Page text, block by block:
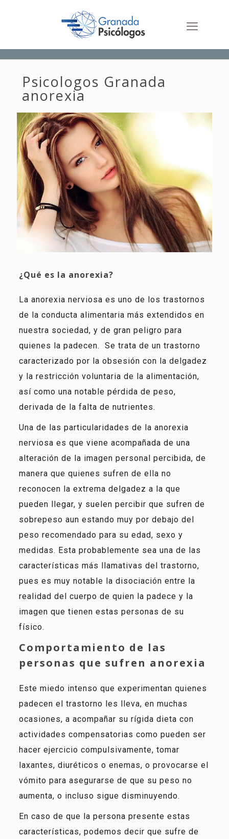
Psicologos Granada
anorexia
¿Qué es la anorexia?
La anorexia nerviosa es uno de los trastornos
de la conducta alimentaria más extendidos en
nuestra sociedad, y de gran peligro para
quienes la padecen. Se trata de un trastorno
caracterizado por la obsesión con la delgadez
y la restricción voluntaria de la alimentación,
así como una notable pérdida de peso,
derivada de la falta de nutrientes.
Una de las particularidades de la anorexia
nerviosa es que viene acompañada de una
alteración de la imagen personal percibida, de
manera que quienes sufren de ella no
reconocen la extrema delgadez a la que
pueden llegar, y suelen percibir que sufren de
sobrepeso aun estando muy por debajo del
peso recomendado para su edad, sexo y
medidas. Esta probablemente sea una de las
características más llamativas del trastorno,
pues es muy notable la disociación entre la
realidad del cuerpo de quien la padece y la
imagen que tienen estas personas de su
físico.
Comportamiento de las
personas que sufren anorexia
Este miedo intenso que experimentan quienes
padecen el trastorno les lleva, en muchas
ocasiones, a acompañar su rígida dieta con
actividades compensatorias como pueden ser
hacer ejercicio compulsivamente, tomar
laxantes, diuréticos o enemas, o provocarse el
vómito para asegurarse de que su peso no
aumenta, o incluso sigue disminuyendo.
En caso de que la persona presente estas
características, podemos decir que sufre de